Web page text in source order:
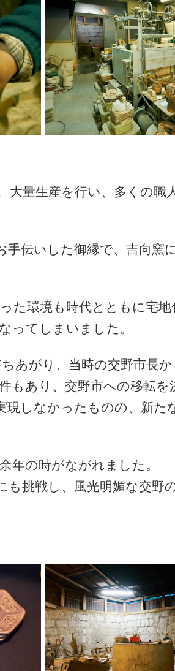
大量生産を行い、多くの職
伝いした御縁で、吉向窯
た環境も時代とともに宅
ってしまいました。
あがり、当時の交野市長
もあり、交野市への移転を
現しなかったものの、新た
年の時がながれました。
挑戦し、風光明媚な交野